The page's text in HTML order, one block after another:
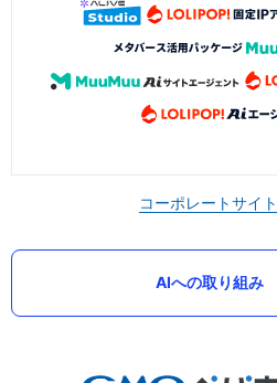
コーポレートサイト
AIへの取り組み